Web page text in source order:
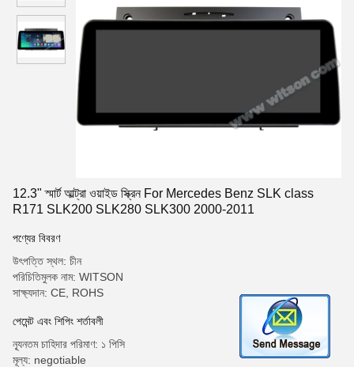
12.3" স্মার্ট আল্ট্রা ওয়াইড স্ক্রিন For Mercedes Benz SLK class
R171 SLK200 SLK280 SLK300 2000-2011
পণ্যের বিবরণ
উৎপত্তি স্থল: চীন
পরিচিতিমুলক নাম: WITSON
সাক্ষ্যদান: CE, ROHS
পেমেন্ট এবং শিপিং শর্তাবলী
ন্যূনতম চাহিদার পরিমাণ: ১ পিসি
মূল্য: negotiable